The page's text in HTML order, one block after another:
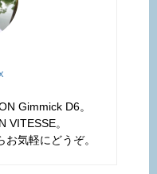
Gimmick D6。
VITESSE。
気軽にどうぞ。